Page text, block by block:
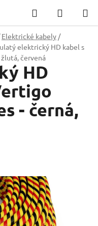
Search
CART
Elektrické kabely /
elektrický HD kabel s
červená
HD
- černá,